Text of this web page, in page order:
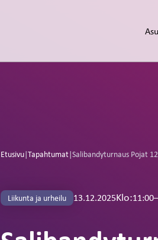
Etusivu|Tapahtumat|Salibandyturnaus Pojat 12
Liikunta ja urheilu 13.12.2025Klo:11:00